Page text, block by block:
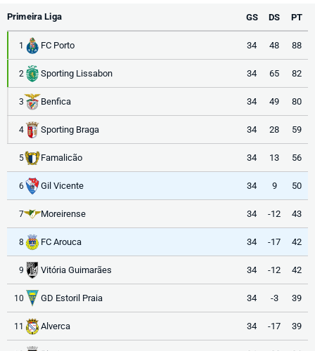
Primeira Liga GS DS PT
1 FC Porto 34 48 88
2 Sporting Lissabon 34 65 82
3 Benfica 34 49 80
4 Sporting Braga 34 28 59
5 Famalicão 34 13 56
6 Gil Vicente 34 9 50
7 Moreirense 34 -12 43
8 FC Arouca 34 -17 42
9 Vitória Guimarães 34 -12 42
10 GD Estoril Praia 34 -3 39
11 Alverca 34 -17 39